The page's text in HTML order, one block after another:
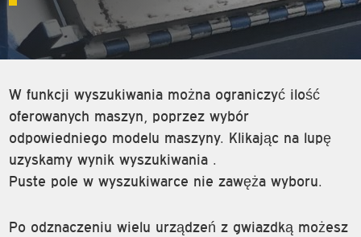
W funkcji wyszukiwania można ograniczyć ilość
oferowanych maszyn, poprzez wybór
odpowiedniego modelu maszyny. Klikając na lupę
uzyskamy wynik wyszukiwania .
Puste pole w wyszukiwarce nie zawęża wyboru.
Po odznaczeniu wielu urządzeń z gwiazdką możesz